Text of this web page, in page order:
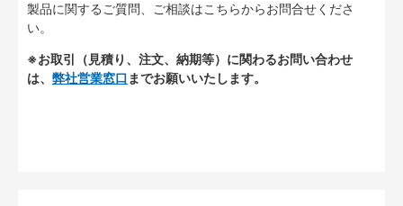
製品に関するご質問、ご相談はこちらからお問合せくださ
い。
※お取引（見積り、注文、納期等）に関わるお問い合わせ
は、 弊社営業窓口 までお願いいたします。